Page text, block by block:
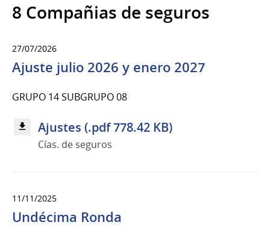
8 Compañias de seguros
27/07/2026
Ajuste julio 2026 y enero 2027
GRUPO 14 SUBGRUPO 08
Ajustes (.pdf 778.42 KB)
Cías. de seguros
11/11/2025
Undécima Ronda